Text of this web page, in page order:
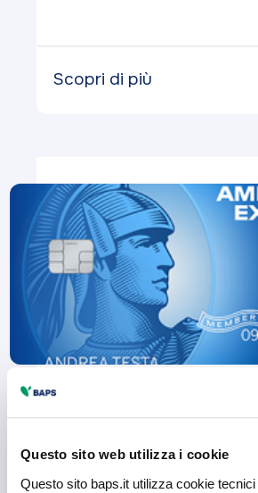
Questo sito web utilizza i cookie
Questo sito baps.it utilizza cookie
Scopri di più
CARTE AMERICAN EXPRESS
Blu American Express®